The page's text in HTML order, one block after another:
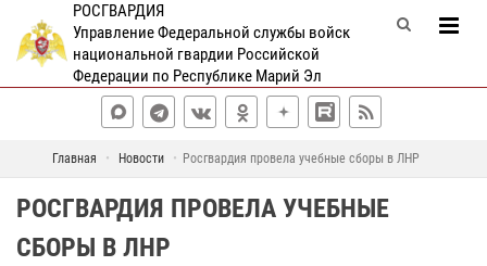
РОСГВАРДИЯ
Управление Федеральной службы войск
национальной гвардии Российской
Федерации по Республике Марий Эл
Главная Новости Росгвардия провела учебные сборы в ЛНР
РОСГВАРДИЯ ПРОВЕЛА УЧЕБНЫЕ
СБОРЫ В ЛНР